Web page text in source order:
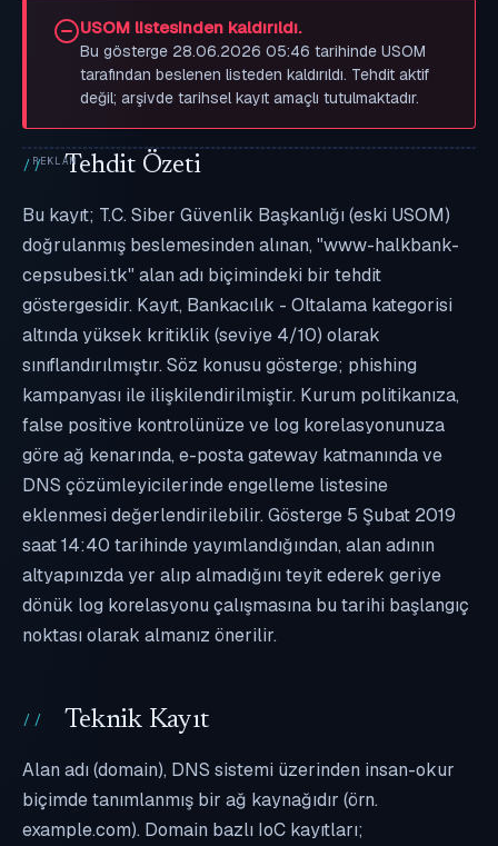
USOM listesinden kaldırıldı.
Bu gösterge 28.06.2026 05:46 tarihinde USOM
tarafından beslenen listeden kaldırıldı. Tehdit aktif
değil; arşivde tarihsel kayıt amaçlı tutulmaktadır.
Tehdit Özeti
Bu kayıt; T.C. Siber Güvenlik Başkanlığı (eski USOM)
doğrulanmış beslemesinden alınan, "www-halkbank-
cepsubesi.tk" alan adı biçimindeki bir tehdit
göstergesidir. Kayıt, Bankacılık - Oltalama kategorisi
altında yüksek kritiklik (seviye 4/10) olarak
sınıflandırılmıştır. Söz konusu gösterge; phishing
kampanyası ile ilişkilendirilmiştir. Kurum politikanıza,
false positive kontrolünüze ve log korelasyonunuza
göre ağ kenarında, e-posta gateway katmanında ve
DNS çözümleyicilerinde engelleme listesine
eklenmesi değerlendirilebilir. Gösterge 5 Şubat 2019
saat 14:40 tarihinde yayımlandığından, alan adının
altyapınızda yer alıp almadığını teyit ederek geriye
dönük log korelasyonu çalışmasına bu tarihi başlangıç
noktası olarak almanız önerilir.
Teknik Kayıt
Alan adı (domain), DNS sistemi üzerinden insan-okur
biçimde tanımlanmış bir ağ kaynağıdır (örn.
example.com). Domain bazlı IoC kayıtları;